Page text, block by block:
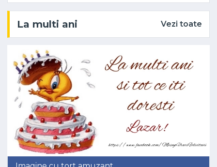
La multi ani Vezi toate